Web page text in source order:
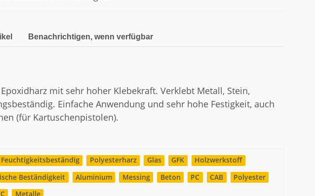
Benachrichtigen, wenn verfügbar
mit sehr hoher Klebekraft. Verklebt Metall, Stein,
Einfache Anwendung und sehr hohe Festigkeit, auch
(für Kartuschenpistolen).
Feuchtigkeitsbeständig Polyesterharz Glas GFK
Holzwerkstoff
Beständigkeit Aluminium Messing Beton PC CAB
Polyester
Metalle